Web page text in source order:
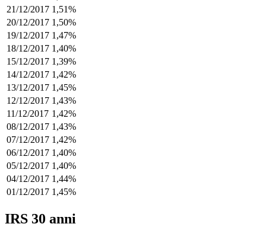
21/12/2017 1,51%
20/12/2017 1,50%
19/12/2017 1,47%
18/12/2017 1,40%
15/12/2017 1,39%
14/12/2017 1,42%
13/12/2017 1,45%
12/12/2017 1,43%
11/12/2017 1,42%
08/12/2017 1,43%
07/12/2017 1,42%
06/12/2017 1,40%
05/12/2017 1,40%
04/12/2017 1,44%
01/12/2017 1,45%
IRS 30 anni